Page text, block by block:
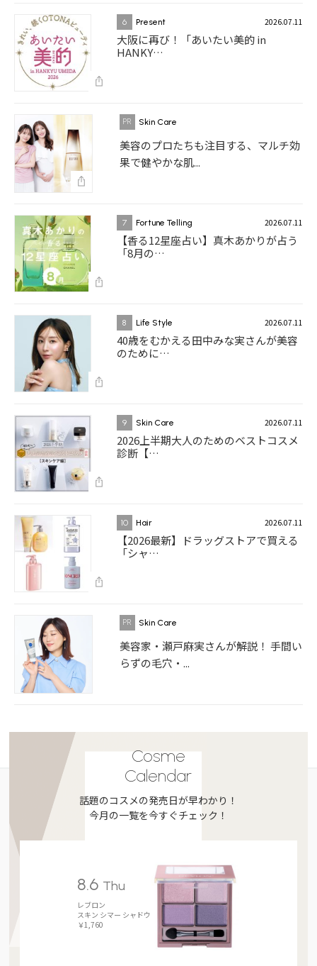
6 Present 2026.07.11
大阪に再び！「あいたい美的 in
HANKY…
Skin Care
美容のプロたちも注目する、マルチ効
果で健やかな肌...
7 Fortune Telling 2026.07.11
【香る12星座占い】真木あかりが占う
「8月の…
8 Life Style 2026.07.11
40歳をむかえる田中みな実さんが美容
のために…
9 Skin Care 2026.07.11
2026上半期大人のためのベストコスメ
診断【…
10 Hair 2026.07.11
【2026最新】ドラッグストアで買える
「シャ…
Skin Care
美容家・瀬戸麻実さんが解説！ 手間い
らずの毛穴・...
Cosme
Calendar
話題のコスメの発売日が早わかり！
今月の一覧を今すぐチェック！
8.6 Thu
レブロン
スキン シマー シャドウ
￥1,760